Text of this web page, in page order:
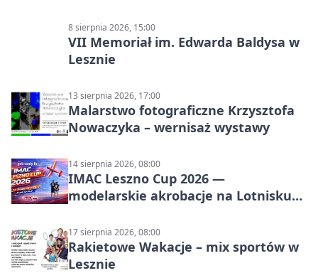
8 sierpnia 2026, 15:00
VII Memoriał im. Edwarda Baldysa w
Lesznie
13 sierpnia 2026, 17:00
Malarstwo fotograficzne Krzysztofa
Nowaczyka – wernisaż wystawy
14 sierpnia 2026, 08:00
IMAC Leszno Cup 2026 —
modelarskie akrobacje na Lotnisku
17 sierpnia 2026, 08:00
Rakietowe Wakacje – mix sportów w
Lesznie